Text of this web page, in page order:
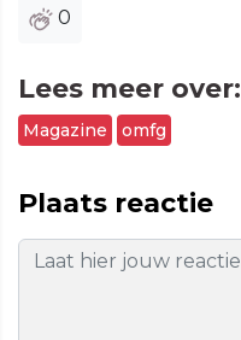
0
Lees meer over:
Magazine omfg
Plaats reactie